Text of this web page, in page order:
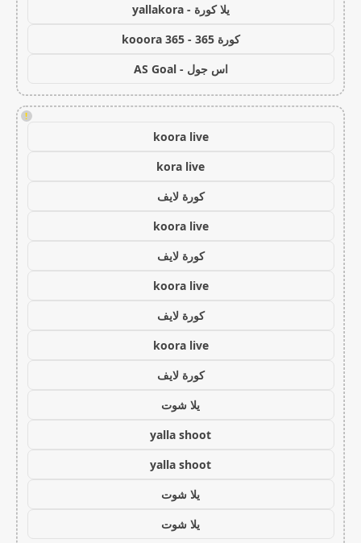
يلا كورة - yallakora
كورة 365 - kooora 365
اس جول - AS Goal
!
koora live
kora live
كورة لايف
koora live
كورة لايف
koora live
كورة لايف
koora live
كورة لايف
يلا شوت
yalla shoot
yalla shoot
يلا شوت
يلا شوت